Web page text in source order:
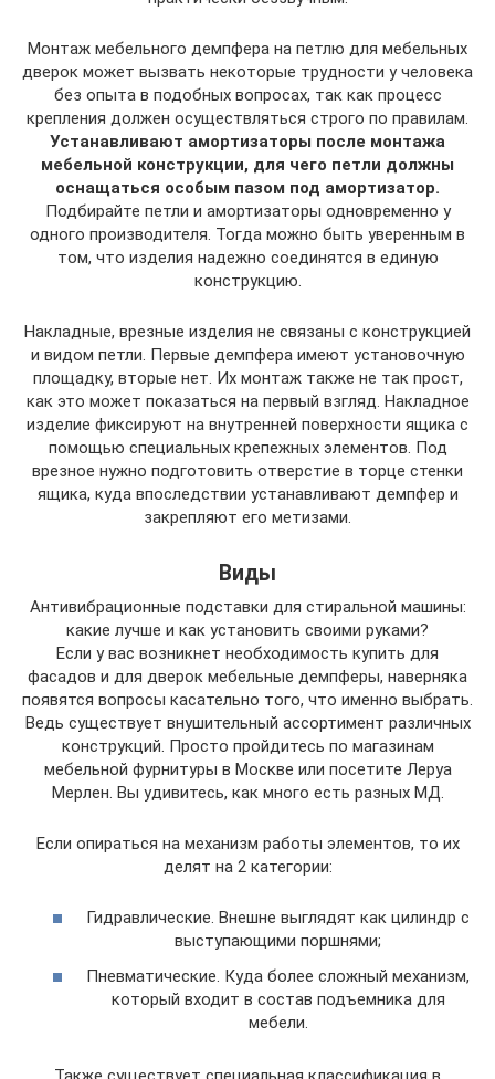
Монтаж мебельного демпфера на петлю для мебельных
дверок может вызвать некоторые трудности у человека
без опыта в подобных вопросах, так как процесс
крепления должен осуществляться строго по правилам.
Устанавливают амортизаторы после монтажа
мебельной конструкции, для чего петли должны
оснащаться особым пазом под амортизатор.
Подбирайте петли и амортизаторы одновременно у
одного производителя. Тогда можно быть уверенным в
том, что изделия надежно соединятся в единую
конструкцию.
Накладные, врезные изделия не связаны с конструкцией
и видом петли. Первые демпфера имеют установочную
площадку, вторые нет. Их монтаж также не так прост,
как это может показаться на первый взгляд. Накладное
изделие фиксируют на внутренней поверхности ящика с
помощью специальных крепежных элементов. Под
врезное нужно подготовить отверстие в торце стенки
ящика, куда впоследствии устанавливают демпфер и
закрепляют его метизами.
Виды
Антивибрационные подставки для стиральной машины:
какие лучше и как установить своими руками?
Если у вас возникнет необходимость купить для
фасадов и для дверок мебельные демпферы, наверняка
появятся вопросы касательно того, что именно выбрать.
Ведь существует внушительный ассортимент различных
конструкций. Просто пройдитесь по магазинам
мебельной фурнитуры в Москве или посетите Леруа
Мерлен. Вы удивитесь, как много есть разных МД.
Если опираться на механизм работы элементов, то их
делят на 2 категории:
Гидравлические. Внешне выглядят как цилиндр с
выступающими поршнями;
Пневматические. Куда более сложный механизм,
который входит в состав подъемника для
мебели.